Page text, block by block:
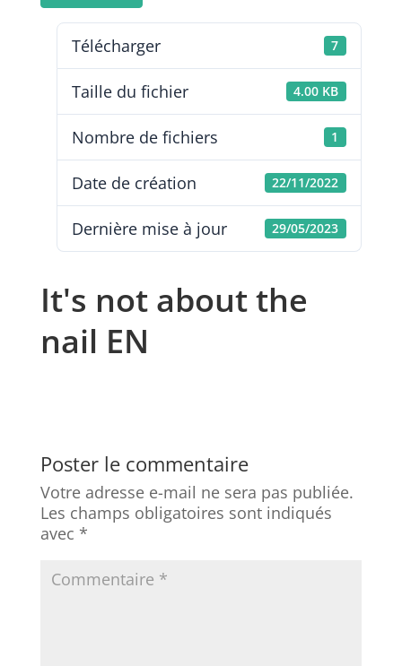
Télécharger 7
Taille du fichier 4.00 KB
Nombre de fichiers 1
Date de création 22/11/2022
Dernière mise à jour 29/05/2023
It's not about the
nail EN
Poster le commentaire
Votre adresse e-mail ne sera pas publiée.
Les champs obligatoires sont indiqués
avec *